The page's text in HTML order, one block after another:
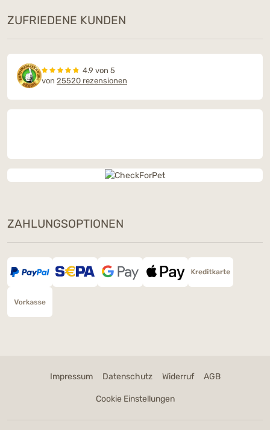
ZUFRIEDENE KUNDEN
4.9 von 5
von 25520 rezensionen
ZAHLUNGSOPTIONEN
Impressum Datenschutz Widerruf AGB
Cookie Einstellungen